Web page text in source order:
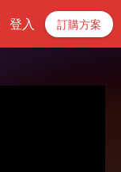
登入 訂購方案